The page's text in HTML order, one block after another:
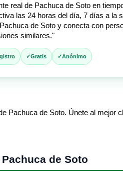
real de Pachuca de Soto en
las 24 horas del día, 7 días a la
de Soto y conecta con
similares."
Gratis Anónimo
Pachuca de Soto. Únete al
de Soto